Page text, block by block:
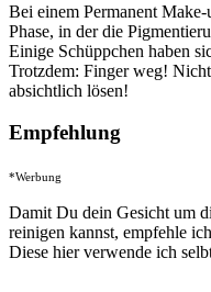
Bei einem Permanent
Phase, in der die
Einige Schüppchen haben
Trotzdem: Finger weg!
absichtlich lösen!
Empfehlung
*Werbung
Damit Du dein Gesicht um
reinigen kannst, empfehle
Diese hier verwende ich